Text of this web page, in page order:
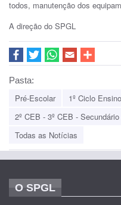
todos, manutenção dos
A direção do SPGL
Pasta:
Pré-Escolar
1º Ciclo
2º CEB - 3º CEB - Secundário
Todas as Notícias
O SPGL